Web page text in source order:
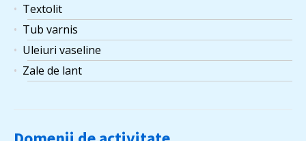
Textolit
Tub varnis
Uleiuri vaseline
Zale de lant